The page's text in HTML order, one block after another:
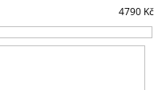
4790 Kč